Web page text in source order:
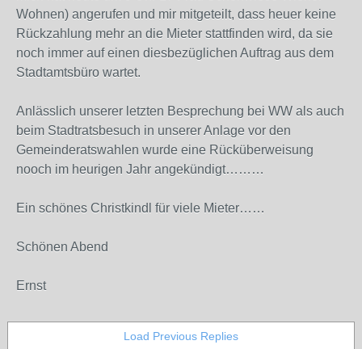
Wohnen) angerufen und mir mitgeteilt, dass heuer keine
Rückzahlung mehr an die Mieter stattfinden wird, da sie
noch immer auf einen diesbezüglichen Auftrag aus dem
Stadtamtsbüro wartet.
Anlässlich unserer letzten Besprechung bei WW als auch
beim Stadtratsbesuch in unserer Anlage vor den
Gemeinderatswahlen wurde eine Rücküberweisung
nooch im heurigen Jahr angekündigt………
Ein schönes Christkindl für viele Mieter……
Schönen Abend
Ernst
Load Previous Replies